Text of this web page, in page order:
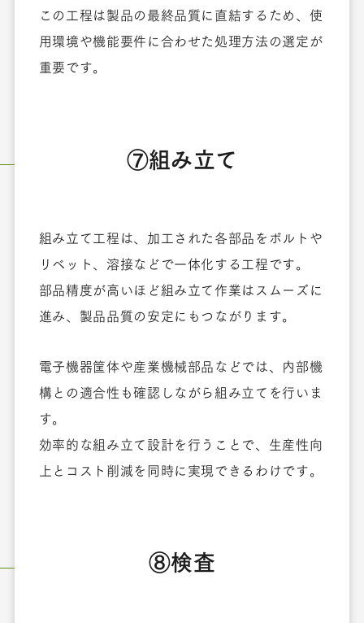
この工程は製品の最終品質に直結するため、使
用環境や機能要件に合わせた処理方法の選定が
重要です。
⑦組み立て
組み立て工程は、加工された各部品をボルトや
リベット、溶接などで一体化する工程です。
部品精度が高いほど組み立て作業はスムーズに
進み、製品品質の安定にもつながります。
電子機器筐体や産業機械部品などでは、内部機
構との適合性も確認しながら組み立てを行いま
す。
効率的な組み立て設計を行うことで、生産性向
上とコスト削減を同時に実現できるわけです。
⑧検査